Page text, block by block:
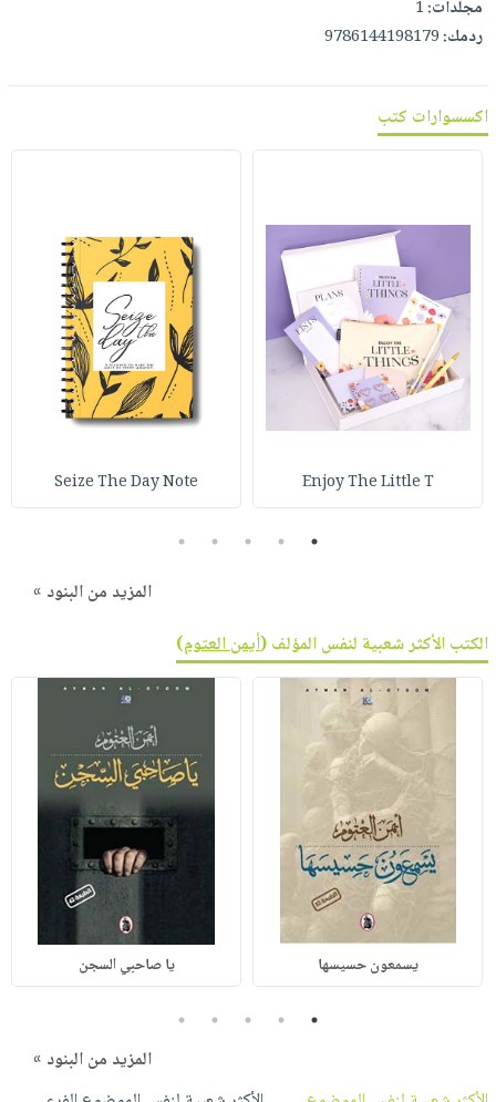
مجلدات:1
ردمك:9786144198179
اكسسوارات كتب
Enjoy The Little T
Seize The Day Note
1
2
3
4
5
المزيد من البنود »
الكتب الأكثر شعبية لنفس المؤلف (أيمن العتوم)
يسمعون حسيسها يا صاحبي السجن
1
2
3
4
5
المزيد من البنود »